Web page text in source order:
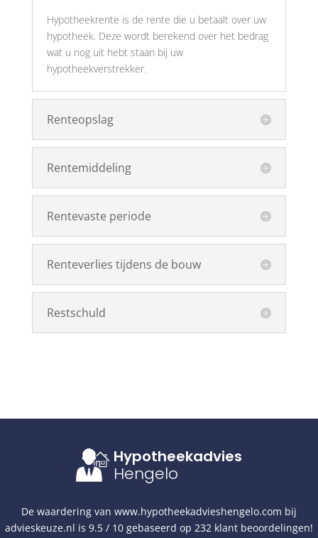
Hypotheekrente is de rente die u betaalt over uw
hypotheek. Deze wordt berekend over het bedrag
wat u nog uit hebt staan bij uw
hypotheekverstrekker.
Renteopslag
Rentemiddeling
Rentevaste periode
Renteverlies tijdens de bouw
Restschuld
Hypotheekadvies
Hengelo
De waardering van www.hypotheekadvieshengelo.com bij
advieskeuze.nl is 9.5 / 10 gebaseerd op 232 klant beoordelingen!